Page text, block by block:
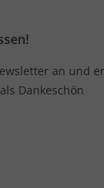
an und
Dankeschön